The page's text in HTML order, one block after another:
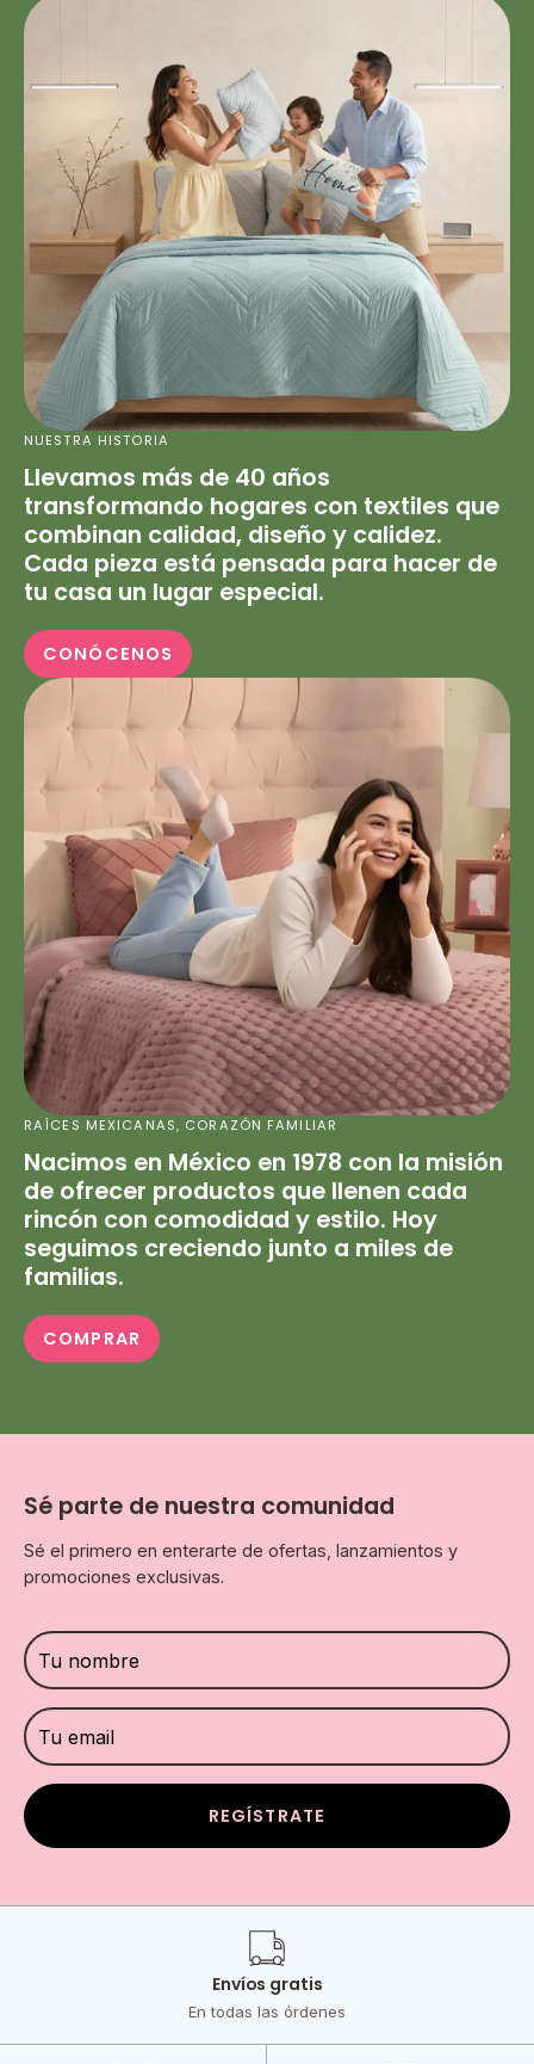
NUESTRA HISTORIA
Llevamos más de 40 años
transformando hogares con textiles que
combinan calidad, diseño y calidez.
Cada pieza está pensada para hacer de
tu casa un lugar especial.
CONÓCENOS
RAÍCES MEXICANAS, CORAZÓN FAMILIAR
Nacimos en México en 1978 con la misión
de ofrecer productos que llenen cada
rincón con comodidad y estilo. Hoy
seguimos creciendo junto a miles de
familias.
COMPRAR
Sé parte de nuestra comunidad
Sé el primero en enterarte de ofertas, lanzamientos y
promociones exclusivas.
REGÍSTRATE
Envíos gratis
En todas las órdenes